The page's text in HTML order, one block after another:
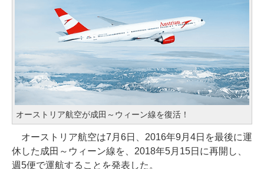
オーストリア航空が成田～ウィーン線を復活！
オーストリア航空は7月6日、2016年9月4日を最後に運
休した成田～ウィーン線を、2018年5月15日に再開し、
週5便で運航することを発表した。